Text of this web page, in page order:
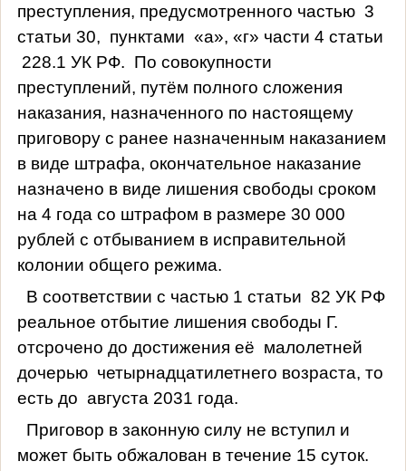
преступления, предусмотренного частью 3
статьи 30, пунктами «а», «г» части 4 статьи
228.1 УК РФ. По совокупности
преступлений, путём полного сложения
наказания, назначенного по настоящему
приговору с ранее назначенным наказанием
в виде штрафа, окончательное наказание
назначено в виде лишения свободы сроком
на 4 года со штрафом в размере 30 000
рублей с отбыванием в исправительной
колонии общего режима.
В соответствии с частью 1 статьи 82 УК РФ
реальное отбытие лишения свободы Г.
отсрочено до достижения её малолетней
дочерью четырнадцатилетнего возраста, то
есть до августа 2031 года.
Приговор в законную силу не вступил и
может быть обжалован в течение 15 суток.